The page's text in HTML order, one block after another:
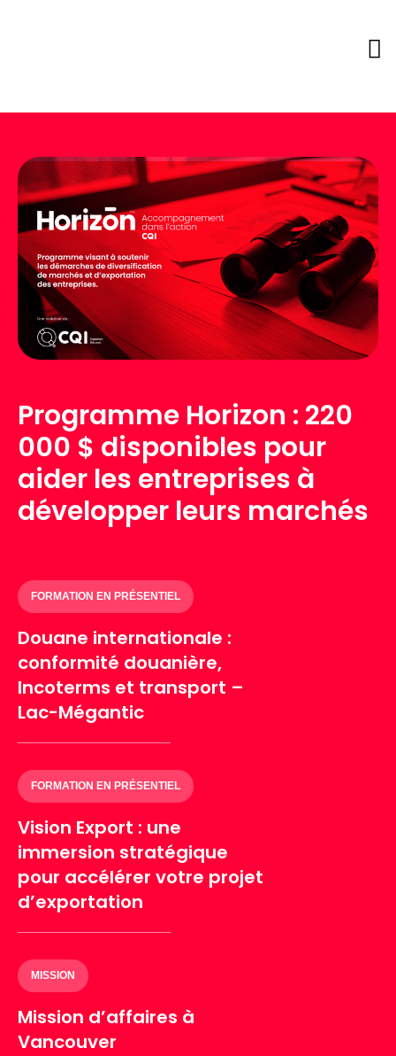
Programme Horizon : 220
000 $ disponibles pour
aider les entreprises à
développer leurs marchés
FORMATION EN PRÉSENTIEL
Douane internationale :
conformité douanière,
Incoterms et transport –
Lac-Mégantic
FORMATION EN PRÉSENTIEL
Vision Export : une
immersion stratégique
pour accélérer votre projet
d’exportation
MISSION
Mission d’affaires à
Vancouver